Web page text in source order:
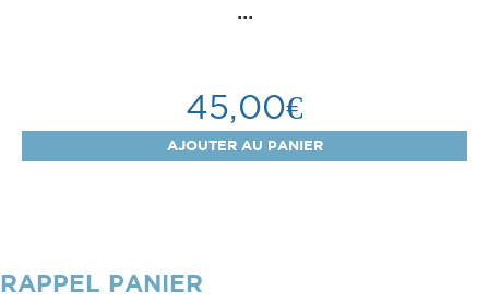
...
45,00€
RAPPEL PANIER